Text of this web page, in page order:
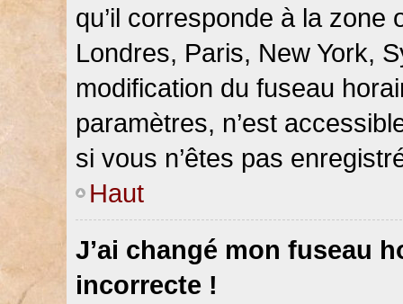
qu’il corresponde à la
Londres, Paris, New York,
modification du fuseau
paramètres, n’est
si vous n’êtes pas
Haut
J’ai changé mon fuseau
incorrecte !